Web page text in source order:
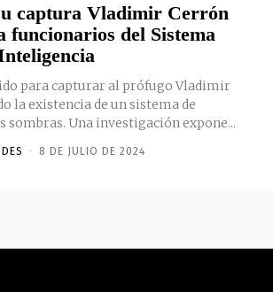
captura Vladimir Cerrón
funcionarios del Sistema
para capturar al prófugo Vladimir
la existencia de un sistema de
sombras. Una investigación expone...
- 8 DE JULIO DE 2024